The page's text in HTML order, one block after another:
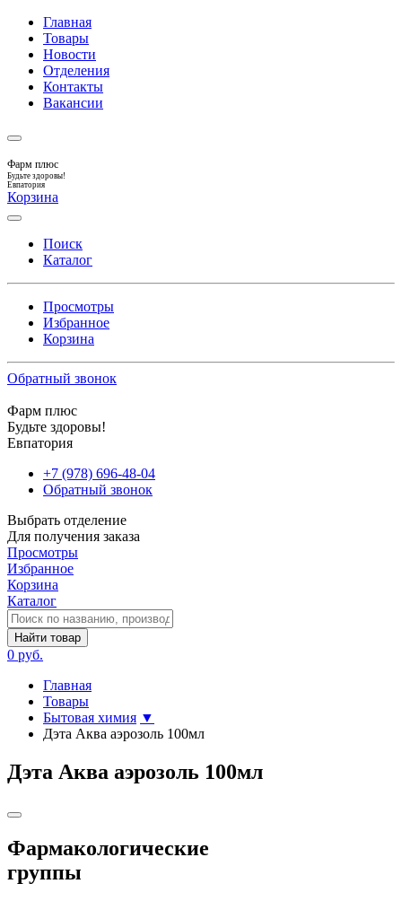
Главная
Товары
Новости
Отделения
Контакты
Вакансии
Фарм плюс
Будьте здоровы!
Евпатория
Корзина
Поиск
Каталог
Просмотры
Избранное
Корзина
Обратный звонок
Фарм плюс
Будьте здоровы!
Евпатория
+7 (978) 696-48-04
Обратный звонок
Выбрать отделение
Для получения заказа
Просмотры
Избранное
Корзина
Каталог
Найти товар
0 руб.
Главная
Товары
Бытовая химия ▼
Дэта Аква аэрозоль 100мл
Дэта Аква аэрозоль 100мл
Фармакологические
группы